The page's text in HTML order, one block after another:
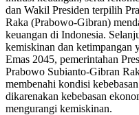
dan Wakil Presiden terpilih
Raka (Prabowo-Gibran)
keuangan di Indonesia.
kemiskinan dan ketimpangan
Emas 2045, pemerintahan
Prabowo Subianto-Gibran
membenahi kondisi
dikarenakan kebebasan
mengurangi kemiskinan.